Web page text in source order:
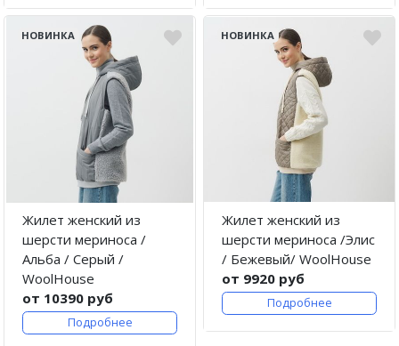
НОВИНКА
Жилет женский из
шерсти мериноса /
Альба / Серый /
WoolHouse
от 10390 руб
Подробнее
НОВИНКА
Жилет женский из
шерсти мериноса /Элис
/ Бежевый/ WoolHouse
от 9920 руб
Подробнее